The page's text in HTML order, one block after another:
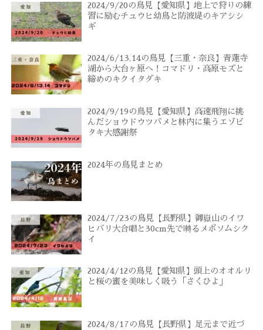
2024/9/20の鳥見【愛知県】地上で狩りの練
習に励むチュウヒ幼鳥と防波堤のキアシシ
ギ
2024/6/13,14の鳥見【三重・奈良】青蓮寺
湖から大台ヶ原へ！コマドリ・高原モズと
締めのキクイタダキ
2024/9/19の鳥見【愛知県】高速飛翔に挑
んだショウドウツバメと林内に集うエゾビ
タキ大感謝祭
2024年の鳥見まとめ
2024/7/23の鳥見【長野県】御嶽山のイワ
ヒバリ大合唱と30cm先で囀るメボソムシク
イ
2024/4/12の鳥見【愛知県】頭上のオオルリ
と桜の蜜を美味しく吸う「さくひよ」
2024/8/17の鳥見【長野県】足元まで近づ